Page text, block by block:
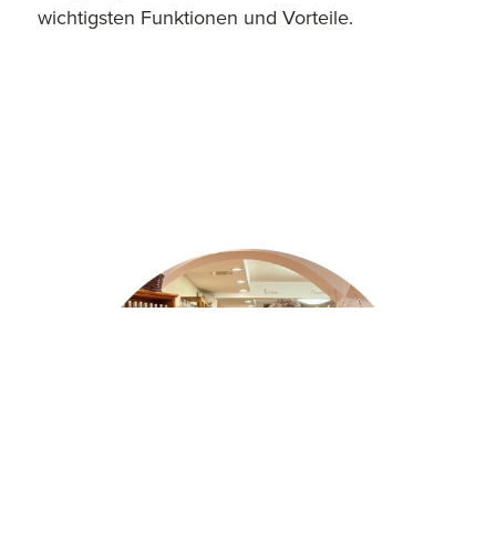
wichtigsten Funktionen und Vorteile.